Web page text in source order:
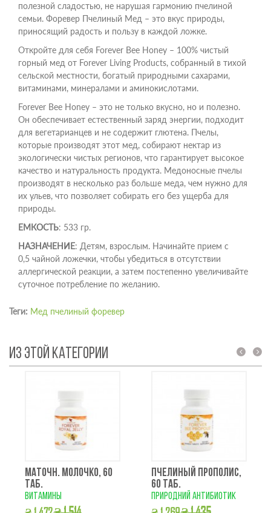
полезной сладостью, не нарушая гармонию пчелиной
семьи. Форевер Пчелиный Мед – это вкус природы,
приносящий радость и пользу в каждой ложке.
Откройте для себя Forever Bee Honey – 100% чистый
горный мед от Forever Living Products, собранный в тихой
сельской местности, богатый природными сахарами,
витаминами, минералами и аминокислотами.
Forever Bee Honey – это не только вкусно, но и полезно.
Он обеспечивает естественный заряд энергии, подходит
для вегетарианцев и не содержит глютена. Пчелы,
которые производят этот мед, собирают нектар из
экологически чистых регионов, что гарантирует высокое
качество и натуральность продукта. Медоносные пчелы
производят в несколько раз больше меда, чем нужно для
их ульев, что позволяет собирать его без ущерба для
природы.
ЕМКОСТЬ: 533 гр.
НАЗНАЧЕНИЕ: Детям, взрослым. Начинайте прием с
0,5 чайной ложечки, чтобы убедиться в отсутствии
аллергической реакции, а затем постепенно увеличивайте
суточное потребление по желанию.
Теги: Мед пчелиный форевер
ИЗ ЭТОЙ КАТЕГОРИИ
МАТОЧН. МОЛОЧКО, 60
ТАБ.
витамины
ПЧЕЛИНЫЙ ПРОПОЛИС,
60 ТАБ.
природний антибиотик
prev next